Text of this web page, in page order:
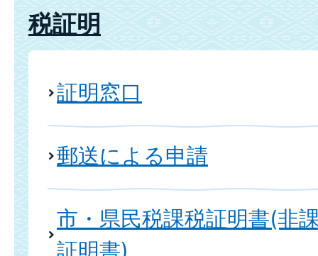
税証明
証明窓口
郵送による申請
市・県民税課税証明書(非
証明書)